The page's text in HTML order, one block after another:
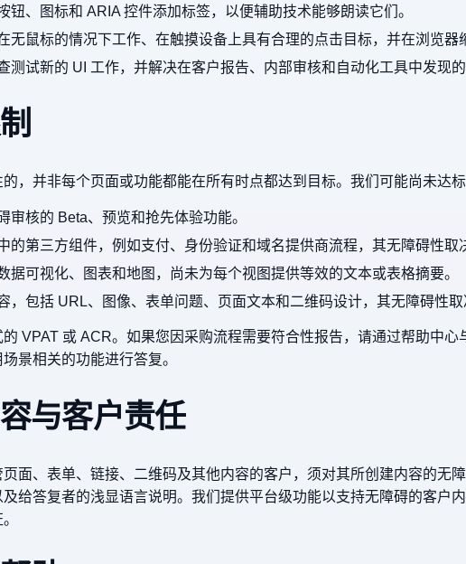
钮、图标和 ARIA 控件添加标签，以便辅助技术能够朗读它们。
无鼠标的情况下工作、在触摸设备上具有合理的点击目标，并在浏览器
测试新的 UI 工作，并解决在客户报告、内部审核和自动化工具中发现的
，并非每个页面或功能都能在所有时点都达到目标。我们可能尚未达标
审核的 Beta、预览和抢先体验功能。
的第三方组件，例如支付、身份验证和域名提供商流程，其无障碍性取
据可视化、图表和地图，尚未为每个视图提供等效的文本或表格摘要。
，包括 URL、图像、表单问题、页面文本和二维码设计，其无障碍性取
VPAT 或 ACR。如果您因采购流程需要符合性报告，请通过帮助中
景相关的功能进行答复。
与客户责任
面、表单、链接、二维码及其他内容的客户，须对其所创建内容的无
给答复者的浅显语言说明。我们提供平台级功能以支持无障碍的客户